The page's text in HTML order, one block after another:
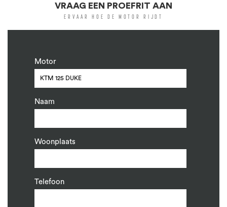
VRAAG EEN PROEFRIT AAN
ERVAAR HOE DE MOTOR RIJDT
Motor
Naam
Woonplaats
Telefoon